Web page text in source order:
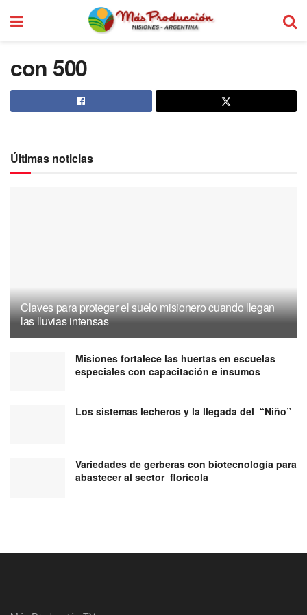
con 500
Últimas noticias
Claves para proteger el suelo misionero cuando llegan
las lluvias intensas
Misiones fortalece las huertas en escuelas
especiales con capacitación e insumos
Los sistemas lecheros y la llegada del “Niño”
Variedades de gerberas con biotecnología para
abastecer al sector florícola